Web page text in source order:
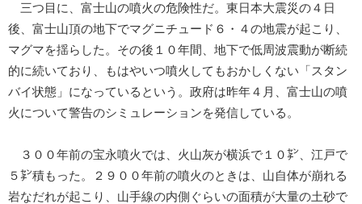
三つ目に、富士山の噴火の危険性だ。東日本大震災の４日
後、富士山頂の地下でマグニチュード６・４の地震が起こり、
マグマを揺らした。その後１０年間、地下で低周波震動が断続
的に続いており、もはやいつ噴火してもおかしくない「スタン
バイ状態」になっているという。政府は昨年４月、富士山の噴
火について警告のシミュレーションを発信している。
３００年前の宝永噴火では、火山灰が横浜で１０㌢、江戸で
５㌢積もった。２９００年前の噴火のときは、山自体が崩れる
岩なだれが起こり、山手線の内側ぐらいの面積が大量の土砂で